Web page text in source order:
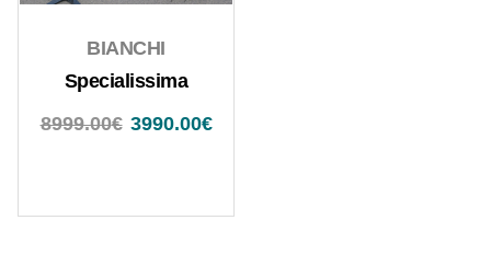
BIANCHI
Specialissima
8999.00€ 3990.00€